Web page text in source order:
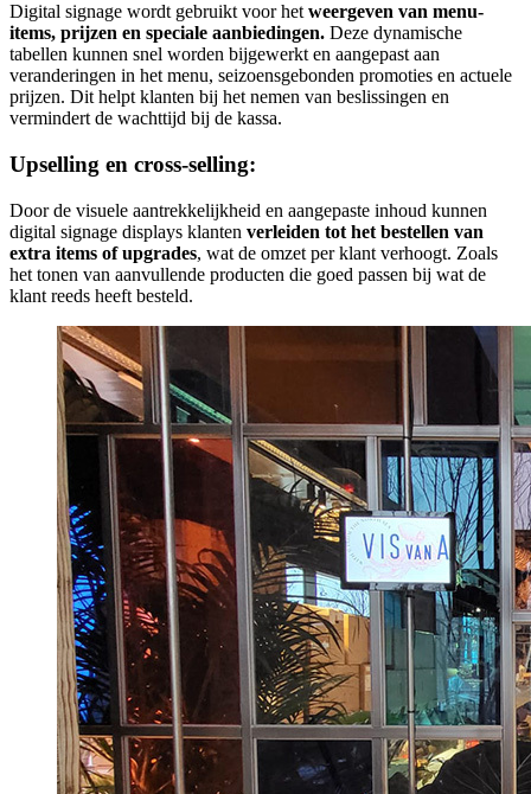
Digital signage wordt gebruikt voor hetweergeven van menu-
items, prijzen en speciale aanbiedingen. Deze dynamische
tabellen kunnen snel worden bijgewerkt en aangepast aan
veranderingen in het menu, seizoensgebonden promoties en actuele
prijzen. Dit helpt klanten bij het nemen van beslissingen en
vermindert de wachttijd bij de kassa.
Upselling en cross-selling:
Door de visuele aantrekkelijkheid en aangepaste inhoud kunnen
digital signage displays klanten verleiden tot het bestellen van
extra items of upgrades, wat de omzet per klant verhoogt. Zoals
het tonen van aanvullende producten die goed passen bij wat de
klant reeds heeft besteld.